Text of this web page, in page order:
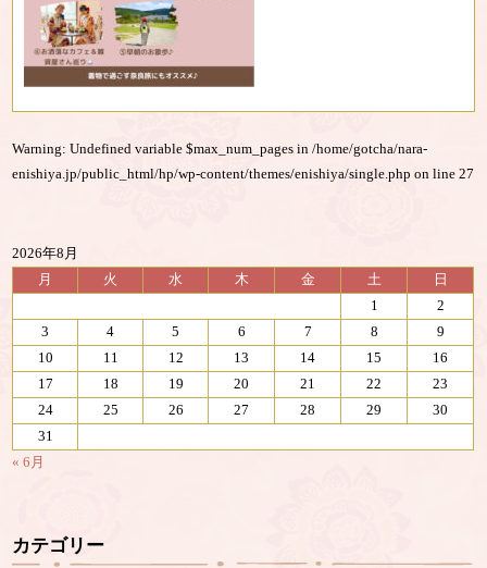
Warning: Undefined variable $max_num_pages in/home/gotcha/nara-
enishiya.jp/public_html/hp/wp-content/themes/enishiya/single.php on line27
2026年8月
月
火 水 木 金 土
日
1
2
3
4 5 6 7 8
9
10
11 12 13 14 15
16
17
18 19 20 21 22
23
24
25 26 27 28 29
30
31
« 6月
カテゴリー